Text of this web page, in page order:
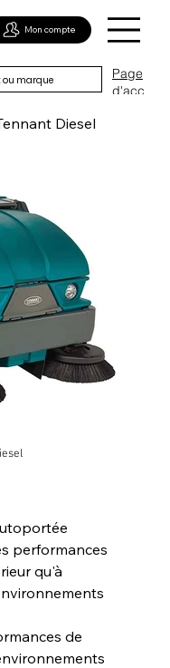
Page
d'acc
Mon compte
Diesel
performances
qu'à
de